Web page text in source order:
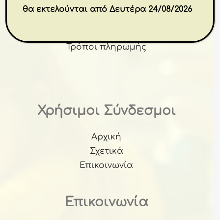
Όροι Χρήσης
Τρόποι πληρωμής
Χρήσιμοι Σύνδεσμοι
Αρχική
Σχετικά
Επικοινωνία
Επικοινωνία
θα εκτελούνται από Δευτέρα 24/08/2026